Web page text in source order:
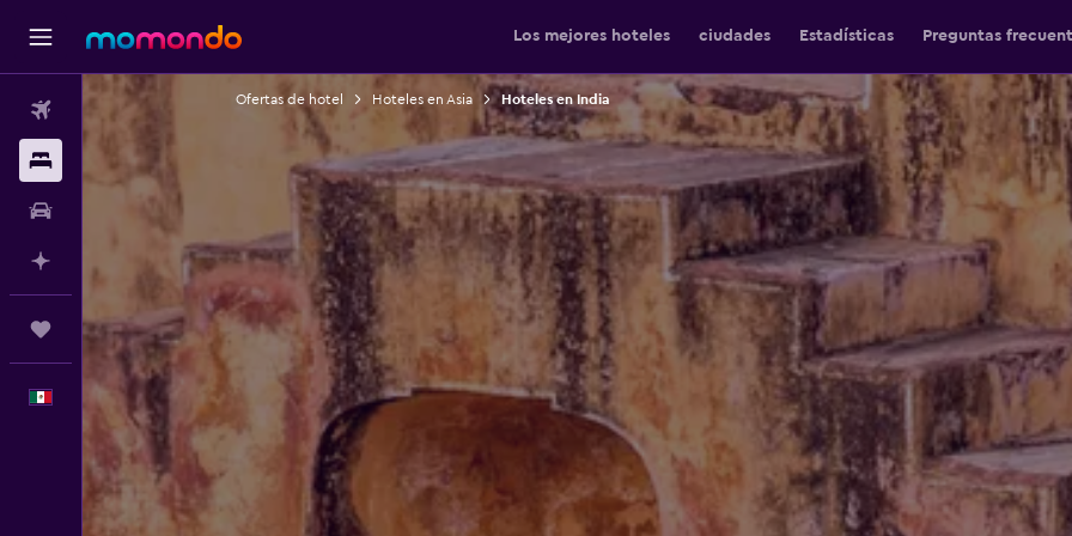
Los mejores hoteles ciudades Estadísticas Preguntas
Vuelos
Alojamientos
Planifica con IA
Trips
Español
Ofertas de hotel Hoteles en Asia Hoteles en India